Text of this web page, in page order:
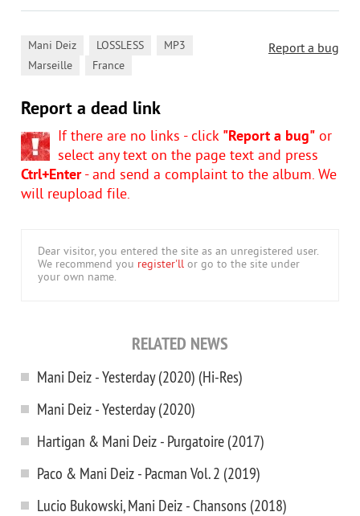
Report a bug
Mani Deiz LOSSLESS MP3
Marseille France
Report a dead link
If there are no links - click "Report a bug" or
select any text on the page text and press
Ctrl+Enter- and send a complaint to the album. We
will reupload file.
Dear visitor, you entered the site as an unregistered user.
We recommend you register'll or go to the site under
your own name.
RELATED NEWS
Mani Deiz - Yesterday (2020) (Hi-Res)
Mani Deiz - Yesterday (2020)
Hartigan & Mani Deiz - Purgatoire (2017)
Paco & Mani Deiz - Pacman Vol. 2 (2019)
Lucio Bukowski, Mani Deiz - Chansons (2018)